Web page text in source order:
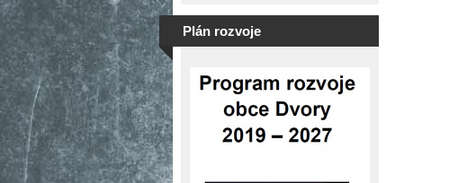
Plán rozvoje